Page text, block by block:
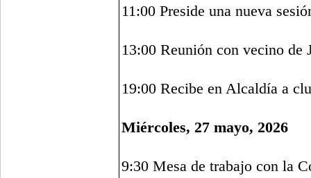
11:00 Preside una nueva
13:00 Reunión con vecino de
19:00 Recibe en Alcaldía a
Miércoles, 27 mayo, 2026
9:30 Mesa de trabajo con la